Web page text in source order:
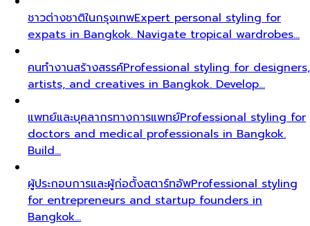
ชาวต่างชาติในกรุงเทพExpert personal styling for
expats in Bangkok. Navigate tropical wardrobes…
คนทำงานสร้างสรรค์Professional styling for designers,
artists, and creatives in Bangkok. Develop…
แพทย์และบุคลากรทางการแพทย์Professional styling for
doctors and medical professionals in Bangkok.
Build…
ผู้ประกอบการและผู้ก่อตั้งสตาร์ทอัพProfessional styling
for entrepreneurs and startup founders in
Bangkok…